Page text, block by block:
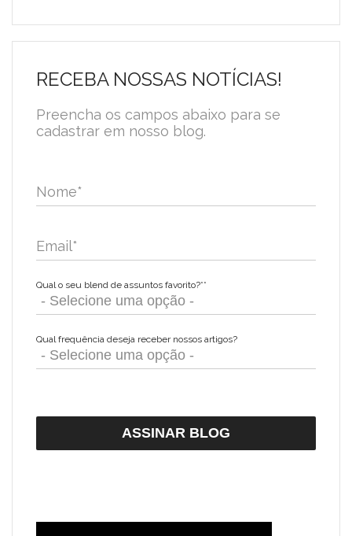
RECEBA NOSSAS NOTÍCIAS!
Preencha os campos abaixo para se
cadastrar em nosso blog.
Nome*
Email*
Qual o seu blend de assuntos favorito?**
Qual frequência deseja receber nossos artigos?